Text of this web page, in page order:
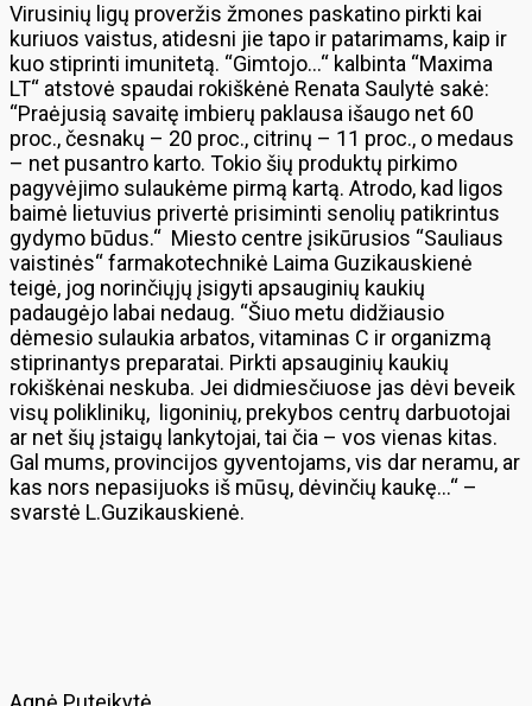
Virusinių ligų proveržis žmones paskatino pirkti kai
kuriuos vaistus, atidesni jie tapo ir patarimams, kaip ir
kuo stiprinti imunitetą. “Gimtojo…“ kalbinta “Maxima
LT“ atstovė spaudai rokiškėnė Renata Saulytė sakė:
“Praėjusią savaitę imbierų paklausa išaugo net 60
proc., česnakų – 20 proc., citrinų – 11 proc., o medaus
– net pusantro karto. Tokio šių produktų pirkimo
pagyvėjimo sulaukėme pirmą kartą. Atrodo, kad ligos
baimė lietuvius privertė prisiminti senolių patikrintus
gydymo būdus.“ Miesto centre įsikūrusios “Sauliaus
vaistinės“ farmakotechnikė Laima Guzikauskienė
teigė, jog norinčiųjų įsigyti apsauginių kaukių
padaugėjo labai nedaug. “Šiuo metu didžiausio
dėmesio sulaukia arbatos, vitaminas C ir organizmą
stiprinantys preparatai. Pirkti apsauginių kaukių
rokiškėnai neskuba. Jei didmiesčiuose jas dėvi beveik
visų poliklinikų, ligoninių, prekybos centrų darbuotojai
ar net šių įstaigų lankytojai, tai čia – vos vienas kitas.
Gal mums, provincijos gyventojams, vis dar neramu, ar
kas nors nepasijuoks iš mūsų, dėvinčių kaukę…“ –
svarstė L.Guzikauskienė.